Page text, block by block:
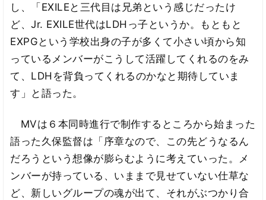
し、「EXILEと三代目は兄弟という感じだったけ
ど、Jr. EXILE世代はLDHっ子というか。もともと
EXPGという学校出身の子が多くて小さい頃から知
っているメンバーがこうして活躍してくれるのをみ
て、LDHを背負ってくれるのかなと期待していま
す」と語った。
MVは６本同時進行で制作するところから始まった
語った久保監督は「序章なので、この先どうなるん
だろうという想像が膨らむように考えていった。メ
ンバーが持っている、いままで見せていない仕草な
ど、新しいグループの魂が出て、それがぶつかり合